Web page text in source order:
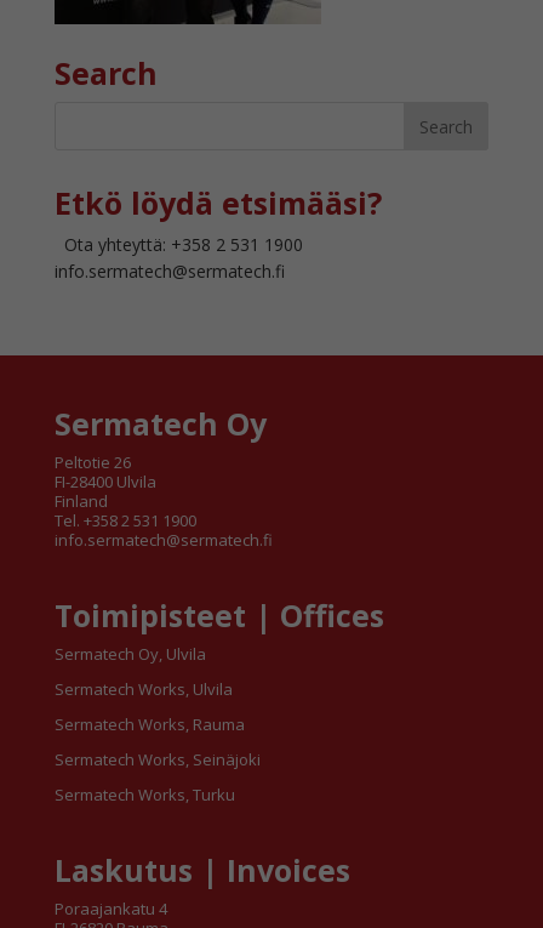
Search
Etkö löydä etsimääsi?
Ota yhteyttä: +358 2 531 1900
info.sermatech@sermatech.fi
Sermatech Oy
Peltotie 26
FI-28400 Ulvila
Finland
Tel. +358 2 531 1900
info.sermatech@sermatech.fi
Toimipisteet | Offices
Sermatech Oy, Ulvila
Sermatech Works, Ulvila
Sermatech Works, Rauma
Sermatech Works, Seinäjoki
Sermatech Works, Turku
Laskutus | Invoices
Poraajankatu 4